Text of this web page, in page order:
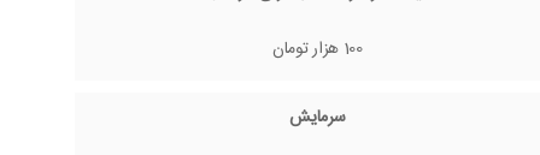
100 هزار تومان
سرمایش